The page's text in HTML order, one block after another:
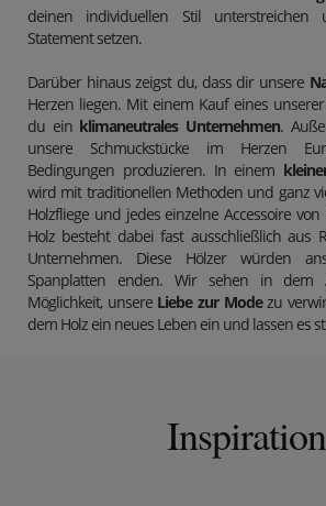
deinen individuellen Stil unterstreichen
Statement setzen.
Darüber hinaus zeigst du, dass dir unsere
Herzen liegen. Mit einem Kauf eines
du ein klimaneutrales Unternehmen.
unsere Schmuckstücke im Herzen
Bedingungen produzieren. In einem
wird mit traditionellen Methoden und ganz
Holzfliege und jedes einzelne Accessoire
Holz besteht dabei fast ausschließlich aus
Unternehmen. Diese Hölzer würden
Spanplatten enden. Wir sehen in dem
Möglichkeit, unsereLiebe zur Modezu
dem Holz ein neues Leben ein und lassen es
Inspiration